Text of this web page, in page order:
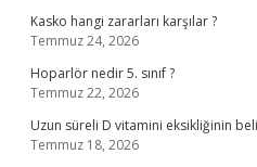
Kasko hangi zararları karşılar ?
Temmuz 24, 2026
Hoparlör nedir 5. sınıf ?
Temmuz 22, 2026
Uzun süreli D vitamini eksikliğinin
Temmuz 18, 2026